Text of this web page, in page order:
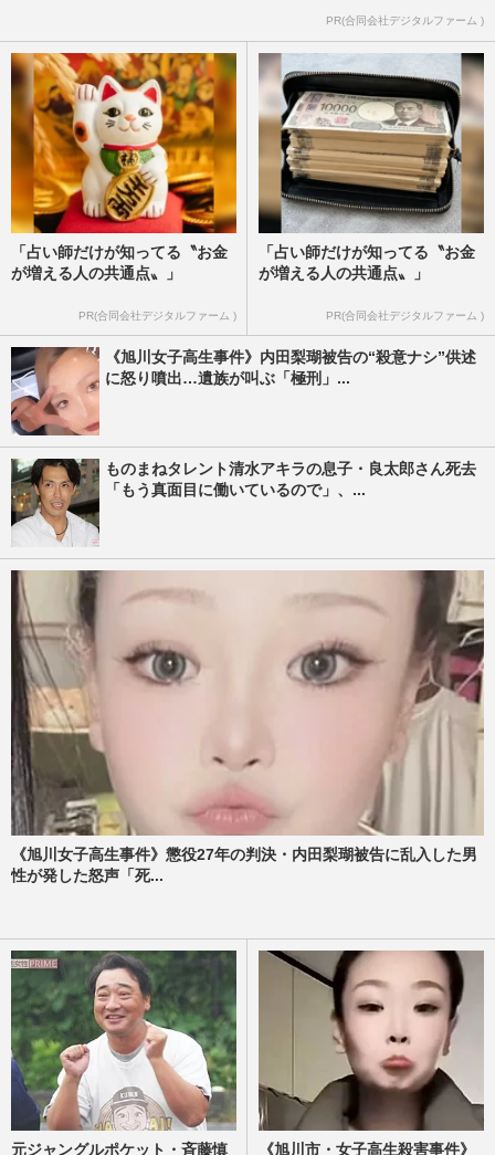
PR(合同会社デジタルファーム )
「占い師だけが知ってる〝お金
が増える人の共通点〟」
PR(合同会社デジタルファーム )
「占い師だけが知ってる〝お金
が増える人の共通点〟」
PR(合同会社デジタルファーム )
《旭川女子高生事件》内田梨瑚被告の“殺意ナシ”供述
に怒り噴出…遺族が叫ぶ「極刑」...
ものまねタレント清水アキラの息子・良太郎さん死去
「もう真面目に働いているので」、...
《旭川女子高生事件》懲役27年の判決・内田梨瑚被告に乱入した男
性が発した怒声「死...
元ジャングルポケット・斉藤慎
《旭川市・女子高生殺害事件》